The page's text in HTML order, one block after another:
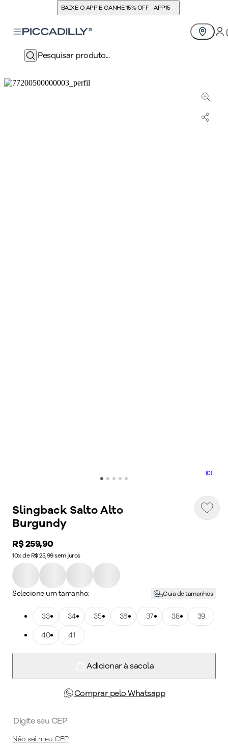
BAIXE O APP E GANHE 15% OFF APP15
(0)
Slingback Salto Alto
Burgundy
Price:
R$ 259,90
10x de R$ 25,99 sem juros
Selecione um tamanho: Guia de tamanhos
Tamanho: 33
33Tamanho: 34
34Tamanho: 35
35Tamanho: 36
36Tamanho: 37
37Tamanho: 38
38Tamanho: 39
39
Tamanho: 40
40Tamanho: 41
41
Adicionar à sacola
Comprar pelo Whatsapp
Não sei meu CEP